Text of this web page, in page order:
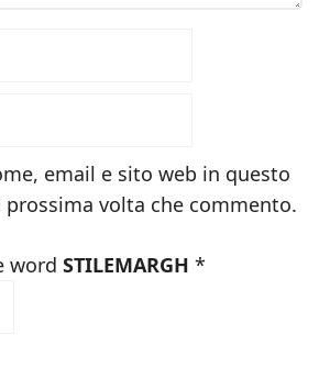
email e sito web in questo
prossima volta che commento.
word STILEMARGH *